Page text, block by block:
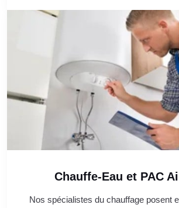
Chauffe-Eau et PAC
Nos spécialistes du chauffage posent